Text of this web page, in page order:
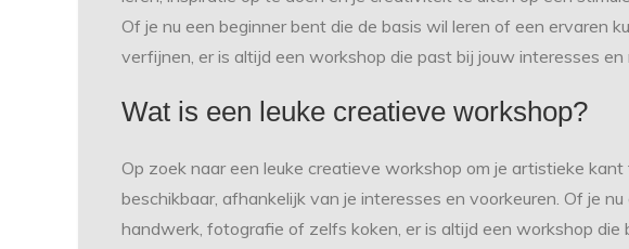
Of je nu een beginner bent die de basis wil leren of een ervaren
verfijnen, er is altijd een workshop die past bij jouw interesses en
Wat is een leuke creatieve workshop?
Op zoek naar een leuke creatieve workshop om je artistieke
beschikbaar, afhankelijk van je interesses en voorkeuren. Of je
handwerk, fotografie of zelfs koken, er is altijd een workshop die